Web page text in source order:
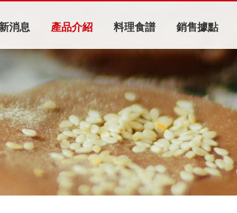
消息 產品介紹 料理食譜 銷售據點